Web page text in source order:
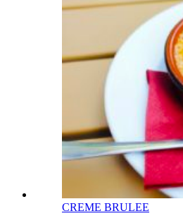
CREME BRULEE